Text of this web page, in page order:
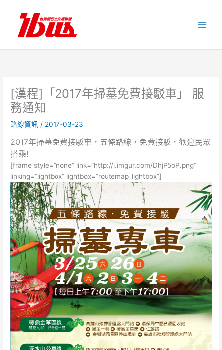
內
[漢程]「2017年掃墓免費接駁車」 服
務通知
路線資訊 / 2017-03-23
2017年掃墓免費接駁車，五條路線，免費接駁，歡迎民眾
搭乘!
[frame style=”none” link=”http://i.imgur.com/DhjP5oP.png”
linking=”lightbox” lightbox=”routemap_lightbox”]